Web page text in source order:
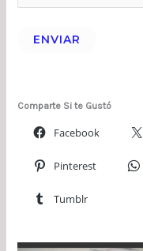
ENVIAR
Comparte Si te Gustó
Facebook
Pinterest
Tumblr